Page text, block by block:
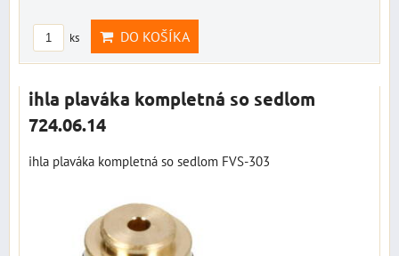
ks DO KOŠÍKA
ihla plaváka kompletná so sedlom
724.06.14
ihla plaváka kompletná so sedlom FVS-303